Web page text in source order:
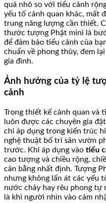
quá nhỏ so với tiểu cảnh
yếu tố cảnh quan khác, mất
trung năng lượng cần thiết.
thước tượng Phật mini là
để đảm bảo tiểu cảnh của
chuẩn về phong thủy, đem
gia đình.
Ảnh hưởng của tỷ lệ
cảnh
Trong thiết kế cảnh quan và
luôn được các chuyên gia
chỉ áp dụng trong kiến trúc
nghệ thuật bố trí sân vườn
trước. Khi áp dụng vào tiểu
cao tượng và chiều rộng,
cân bằng nhất định. Tượng
nhưng không lấn át các yếu
nước chảy hay rêu phong tự
là khi người nhìn vào cảm